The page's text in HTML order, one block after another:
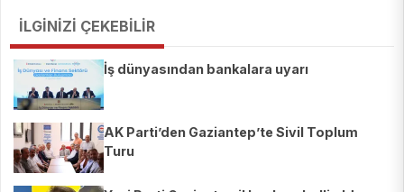
İLGİNİZİ ÇEKEBİLİR
İş dünyasından bankalara uyarı
AK Parti’den Gaziantep’te Sivil Toplum
Turu